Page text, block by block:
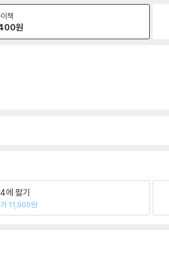
책
원
에 팔기
11,900원